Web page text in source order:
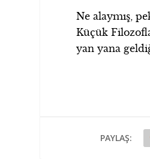
Ne alaymış,
Küçük
yan yana
PAYLAŞ: